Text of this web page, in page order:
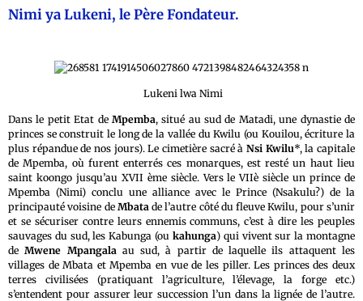
Nimi ya Lukeni, le Père Fondateur.
Lukeni lwa Nimi
Dans le petit Etat de Mpemba, situé au sud de Matadi, une dynastie de
princes se construit le long de la vallée du Kwilu (ou Kouilou, écriture la
plus répandue de nos jours). Le cimetière sacré à Nsi Kwilu*, la capitale
de Mpemba, où furent enterrés ces monarques, est resté un haut lieu
saint koongo jusqu’au XVII ème siècle. Vers le VIIè siècle un prince de
Mpemba (Nimi) conclu une alliance avec le Prince (Nsakulu?) de la
principauté voisine de Mbata de l’autre côté du fleuve Kwilu, pour s’unir
et se sécuriser contre leurs ennemis communs, c’est à dire les peuples
sauvages du sud, les Kabunga (ou kahunga) qui vivent sur la montagne
deMwene Mpangala au sud, à partir de laquelle ils attaquent les
villages de Mbata et Mpemba en vue de les piller. Les princes des deux
terres civilisées (pratiquant l’agriculture, l’élevage, la forge etc.)
s’entendent pour assurer leur succession l’un dans la lignée de l’autre.